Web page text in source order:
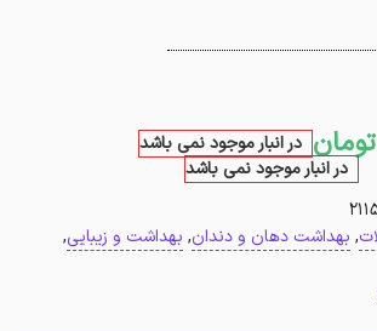
تومان در انبار موجود نمی باشد
در انبار موجود نمی باشد
, بهداشت دهان و دندان, بهداشت و زیبایی,